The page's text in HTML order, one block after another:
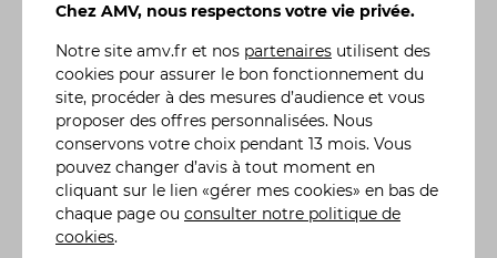
Questions fréquentes
Quels sont les avantages des quads Masai
par rapport à d'autres marques ?
Les quads Masai se distinguent par leur
excellent rapport qualité-prix, leur robustesse
et leur polyvalence. La marque offre une large
gamme adaptée à différents usages (loisir,
Chez AMV, nous respectons votre vie privée.
Notre site amv.fr et nos partenaires utilisent des
cookies pour assurer le bon fonctionnement du
site, procéder à des mesures d’audience et vous
proposer des offres personnalisées. Nous
conservons votre choix pendant 13 mois. Vous
pouvez changer d’avis à tout moment en
cliquant sur le lien «gérer mes cookies» en bas de
chaque page ou consulter notre politique de
cookies.